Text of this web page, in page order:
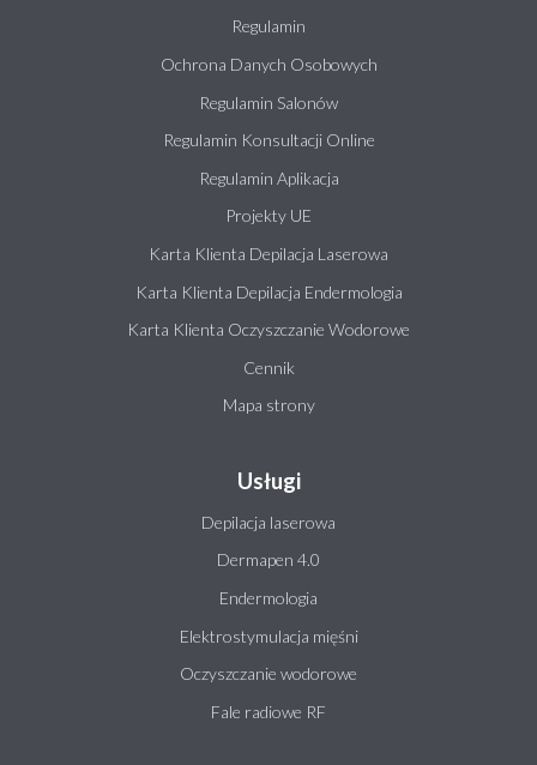
Regulamin
Ochrona Danych Osobowych
Regulamin Salonów
Regulamin Konsultacji Online
Regulamin Aplikacja
Projekty UE
Karta Klienta Depilacja Laserowa
Karta Klienta Depilacja Endermologia
Karta Klienta Oczyszczanie Wodorowe
Cennik
Mapa strony
Usługi
Depilacja laserowa
Dermapen 4.0
Endermologia
Elektrostymulacja mięśni
Oczyszczanie wodorowe
Fale radiowe RF